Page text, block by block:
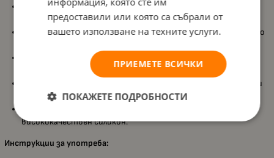
Анатомична форма:Поддържа правилното развитие на
небцето и зъбите.
Свободно дишане:Специалният дизайн осигурява свободно
Вентилационни отвори:
Предотвратяват изпотяване и
раздразнение на деликатната бебешка кожа.
Лесно прикрепяне към клипс и удобство при
използване.
висококачествен силикон.
Инструкции за употреба:
предоставили или която са събрали от
вашето използване на техните услуги.
ПРИЕМЕТЕ ВСИЧКИ
ПОКАЖЕТЕ ПОДРОБНОСТИ